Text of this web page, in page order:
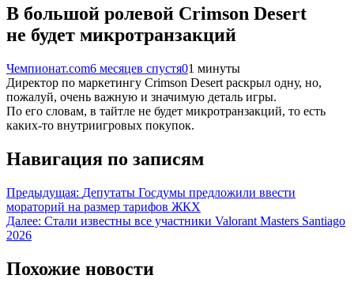
В большой ролевой Crimson Desert
не будет микротранзакций
Чемпионат.com6 месяцев спустя01 минуты
Директор по маркетингу Crimson Desert раскрыл одну, но,
пожалуй, очень важную и значимую деталь игры.
По его словам, в тайтле не будет микротранзакций, то есть
каких-то внутриигровых покупок.
Навигация по записям
Предыдущая: Депутаты Госдумы предложили ввести
мораторий на размер тарифов ЖКХ
Далее: Стали известны все участники Valorant Masters Santiago
2026
Похожие новости